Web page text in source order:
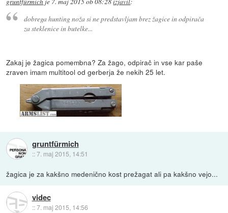
dobrega hunting noža si ne predstavljam brez žagice in odpirača
za steklenice in butelke...
Zakaj je žagica pomembna? Za žago, odpirač in vse kar paše
zraven imam multitool od gerberja že nekih 25 let.
gruntfürmich
::7. maj 2015, 14:51
žagica je za kakšno medenično kost prežagat ali pa kakšno vejo...
videc
::7. maj 2015, 14:56